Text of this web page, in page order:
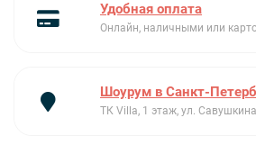
Удобная оплата
Онлайн, наличными или
Шоурум в Санкт-
ТК Villa, 1 этаж, ул.